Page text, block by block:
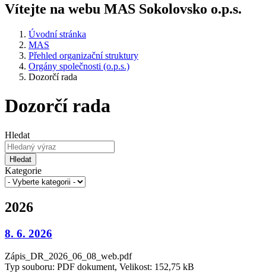
Vítejte na webu MAS Sokolovsko o.p.s.
Úvodní stránka
MAS
Přehled organizační struktury
Orgány společnosti (o.p.s.)
Dozorčí rada
Dozorčí rada
Hledat
Hledat
Kategorie
2026
8. 6. 2026
Zápis_DR_2026_06_08_web.pdf
Typ souboru: PDF dokument, Velikost: 152,75 kB